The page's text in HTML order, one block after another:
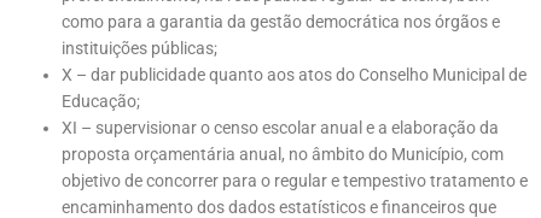
como para a garantia da gestão democrática nos órgãos e
instituições públicas;
X – dar publicidade quanto aos atos do Conselho Municipal de
Educação;
XI – supervisionar o censo escolar anual e a elaboração da
proposta orçamentária anual, no âmbito do Município, com
objetivo de concorrer para o regular e tempestivo tratamento e
encaminhamento dos dados estatísticos e financeiros que